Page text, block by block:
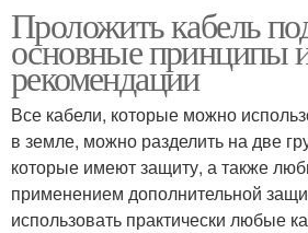
Проложить кабель
основные принципы
рекомендации
Все кабели, которые можно
в земле, можно разделить на две
которые имеют защиту, а также
применением дополнительной
использовать практически любые